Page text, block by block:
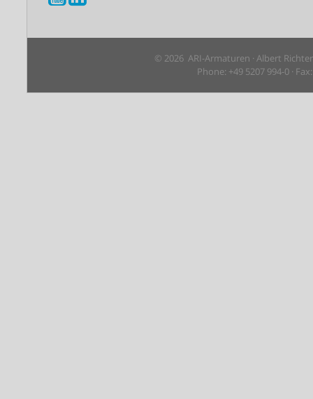
© 2026 ARI-Armaturen · Albert
Phone: +49 5207 994-0 ·